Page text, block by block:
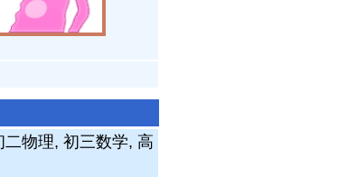
物理, 初三数学, 高